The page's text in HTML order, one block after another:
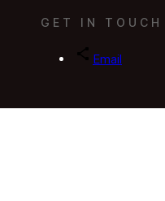
GET IN TOUCH
Email